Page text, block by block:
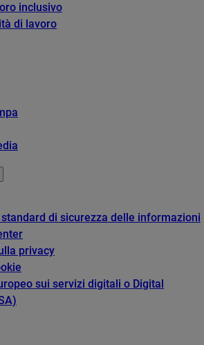
inclusivo
di lavoro
di sicurezza delle informazioni
privacy
sui servizi digitali o Digital